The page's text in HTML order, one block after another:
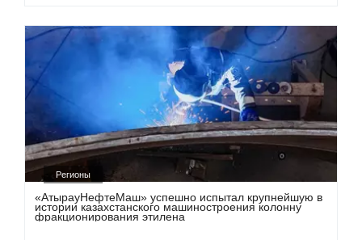
Регионы
«АтырауНефтеМаш» успешно испытал крупнейшую в
истории казахстанского машиностроения колонну
фракционирования этилена